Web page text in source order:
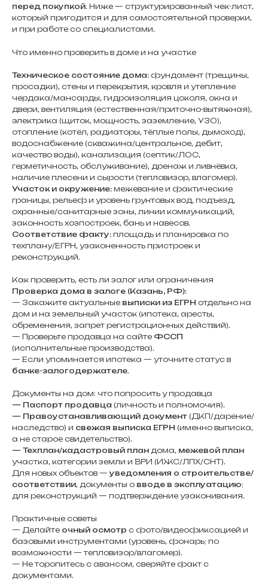
перед покупкой. Ниже — структурированный чек-лист,
который пригодится и для самостоятельной проверки,
и при работе со специалистами.
Что именно проверить в доме и на участке
Техническое состояние дома: фундамент (трещины,
просадки), стены и перекрытия, кровля и утепление
чердака/мансарды, гидроизоляция цоколя, окна и
двери, вентиляция (естественная/приточно-вытяжная),
электрика (щиток, мощность, заземление, УЗО),
отопление (котёл, радиаторы, тёплые полы, дымоход),
водоснабжение (скважина/центральное, дебит,
качество воды), канализация (септик/ЛОС,
герметичность, обслуживание), дренаж и ливнёвка,
наличие плесени и сырости (тепловизор, влагомер).
Участок и окружение: межевание и фактические
границы, рельеф и уровень грунтовых вод, подъезд,
охранные/санитарные зоны, линии коммуникаций,
законность хозпостроек, бань и навесов.
Соответствие факту: площадь и планировка по
техплану/ЕГРН, узаконенность пристроек и
реконструкций.
Как проверить, есть ли залог или ограничения
Проверка дома в залоге (Казань, РФ):
— Закажите актуальные выписки из ЕГРН отдельно на
дом и на земельный участок (ипотека, аресты,
обременения, запрет регистрационных действий).
— Проверьте продавца на сайте ФССП
(исполнительные производства).
— Если упоминается ипотека — уточните статус в
банке-залогодержателе.
Документы на дом: что попросить у продавца
— Паспорт продавца (личность и полномочия).
— Правоустанавливающий документ (ДКП/дарение/
наследство) и свежая выписка ЕГРН (именно выписка,
а не старое свидетельство).
— Техплан/кадастровый план дома, межевой план
участка, категории земли и ВРИ (ИЖС/ЛПХ/СНТ).
Для новых объектов —уведомления о строительстве/
соответствии, документы о вводе в эксплуатацию;
для реконструкций — подтверждение узаконивания.
Практичные советы
— Делайте очный осмотр с фото/видеофиксацией и
базовыми инструментами (уровень, фонарь; по
возможности — тепловизор/влагомер).
— Не торопитесь с авансом, сверяйте факт с
документами.